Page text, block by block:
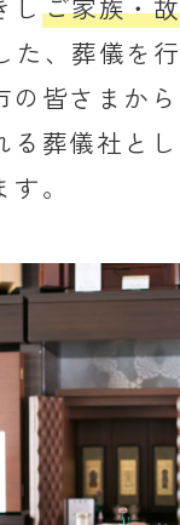
た、葬儀を行
の皆さまか
る葬儀社と
。